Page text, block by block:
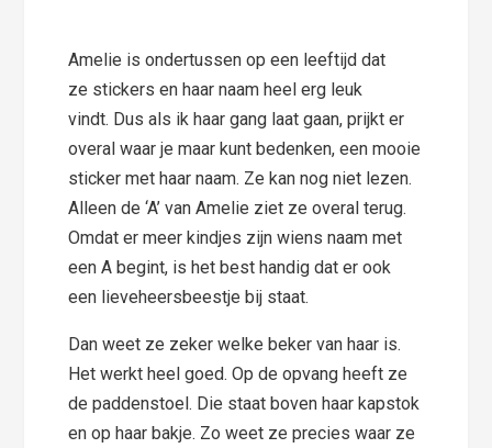
Amelie is ondertussen op een leeftijd dat
ze stickers en haar naam heel erg leuk
vindt. Dus als ik haar gang laat gaan, prijkt er
overal waar je maar kunt bedenken, een mooie
sticker met haar naam. Ze kan nog niet lezen.
Alleen de ‘A’ van Amelie ziet ze overal terug.
Omdat er meer kindjes zijn wiens naam met
een A begint, is het best handig dat er ook
een lieveheersbeestje bij staat.
Dan weet ze zeker welke beker van haar is.
Het werkt heel goed. Op de opvang heeft ze
de paddenstoel. Die staat boven haar kapstok
en op haar bakje. Zo weet ze precies waar ze